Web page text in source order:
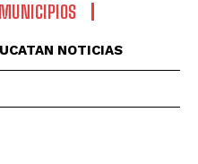
MUNICIPIOS
NOTICIAS